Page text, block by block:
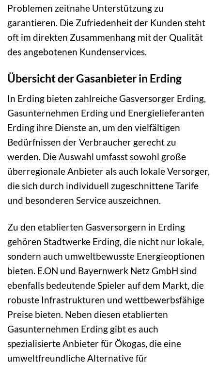
Problemen zeitnahe Unterstützung zu
garantieren. Die Zufriedenheit der Kunden steht
oft im direkten Zusammenhang mit der Qualität
des angebotenen Kundenservices.
Übersicht der Gasanbieter in Erding
In Erding bieten zahlreiche Gasversorger Erding,
Gasunternehmen Erding und Energielieferanten
Erding ihre Dienste an, um den vielfältigen
Bedürfnissen der Verbraucher gerecht zu
werden. Die Auswahl umfasst sowohl große
überregionale Anbieter als auch lokale Versorger,
die sich durch individuell zugeschnittene Tarife
und besonderen Service auszeichnen.
Zu den etablierten Gasversorgern in Erding
gehören Stadtwerke Erding, die nicht nur lokale,
sondern auch umweltbewusste Energieoptionen
bieten. E.ON und Bayernwerk Netz GmbH sind
ebenfalls bedeutende Spieler auf dem Markt, die
robuste Infrastrukturen und wettbewerbsfähige
Preise bieten. Neben diesen etablierten
Gasunternehmen Erding gibt es auch
spezialisierte Anbieter für Ökogas, die eine
umweltfreundliche Alternative für